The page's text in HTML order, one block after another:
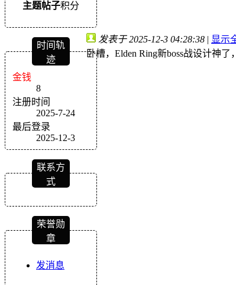
主题帖子积分
时间轨
迹
金钱
8
注册时间
2025-7-24
最后登录
2025-12-3
联系方
式
荣誉勋
章
发消息
发表于 2025-12-3 04:28:38 | 显示
卧槽，Elden Ring新boss战设计神